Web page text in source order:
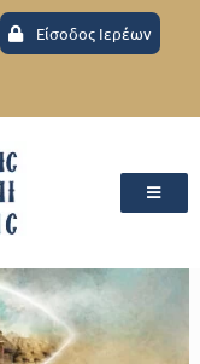
Είσοδος Ιερέων